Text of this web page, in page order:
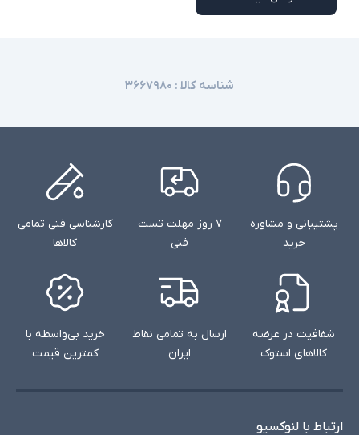
شناسه کالا : ۳۶۶۷۹۸۰
پشتیبانی و مشاوره
خرید
۷ روز مهلت تست
فنی
کارشناسی فنی تمامی
کالاها
شفافیت در عرضه
کالاهای استوک
ارسال به تمامی نقاط
ایران
خرید بی‌واسطه با
کمترین قیمت
ارتباط با لنوکسیو